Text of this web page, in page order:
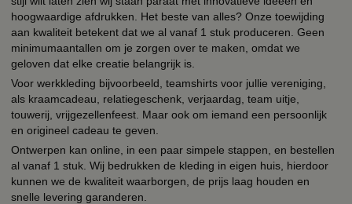
hoogwaardige afdrukken. Het beste van alles? Onze toewijding
aan kwaliteit betekent dat we al vanaf 1 stuk produceren. Geen
minimumaantallen om je zorgen over te maken, omdat we
geloven dat elke creatie belangrijk is.
Voor werkkleding bijvoorbeeld, teamshirts voor jullie vereniging,
als kraamcadeau, relatiegeschenk, verjaardag, team uitje,
touwerij, vrijgezellenfeest. Maar ook om iemand een persoonlijk
en origineel cadeau te geven.
Ontwerpen kan online, in een paar simpele stappen, en bestellen
al vanaf 1 stuk. Wij bedrukken de kleding in eigen huis, hierdoor
kunnen we de kwaliteit waarborgen, de prijs laag houden en
snelle levering garanderen.